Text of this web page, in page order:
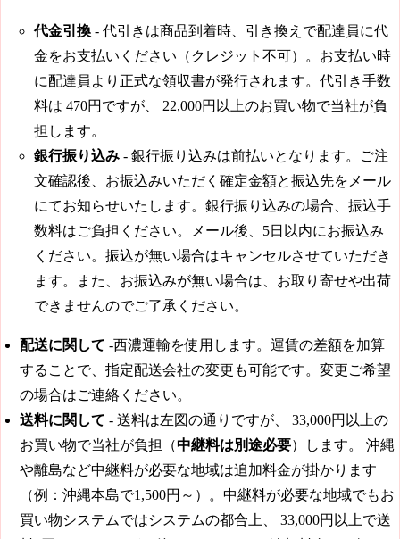
代金引換 - 代引きは商品到着時、引き換えで配達員に代
金をお支払いください（クレジット不可）。お支払い時
に配達員より正式な領収書が発行されます。代引き手数
料は 470円 ですが、 22,000円 以上のお買い物で当社が負
担します。
銀行振り込み - 銀行振り込みは前払いとなります。ご注
文確認後、お振込みいただく確定金額と振込先をメール
にてお知らせいたします。銀行振り込みの場合、振込手
数料はご負担ください。メール後、5日以内にお振込み
ください。振込が無い場合はキャンセルさせていただき
ます。また、お振込みが無い場合は、お取り寄せや出荷
できませんのでご了承ください。
配送に関して -西濃運輸を使用します。運賃の差額を加算
することで、指定配送会社の変更も可能です。変更ご希望
の場合はご連絡ください。
送料に関して - 送料は左図の通りですが、 33,000円 以上の
お買い物で当社が負担（中継料は別途必要）します。 沖縄
や離島など中継料が必要な地域は追加料金が掛かります
（例：沖縄本島で1,500円～）。中継料が必要な地域でもお
買い物システムではシステムの都合上、
33,000円 以上で送